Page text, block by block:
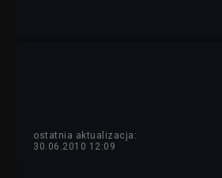
ostatnia aktualizacja:
30.06.2010 12:09